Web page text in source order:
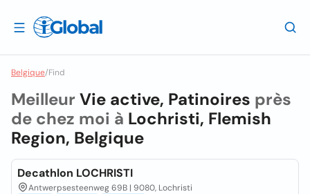
Belgique/Find
Meilleur Vie active, Patinoires près
de chez moi à Lochristi, Flemish
Region, Belgique
Decathlon LOCHRISTI
Antwerpsesteenweg 69B | 9080, Lochristi